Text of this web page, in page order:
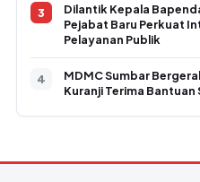
Dilantik Kepala
Pejabat Baru Perkuat
Pelayanan Publik
MDMC Sumbar
Kuranji Terima Bantuan